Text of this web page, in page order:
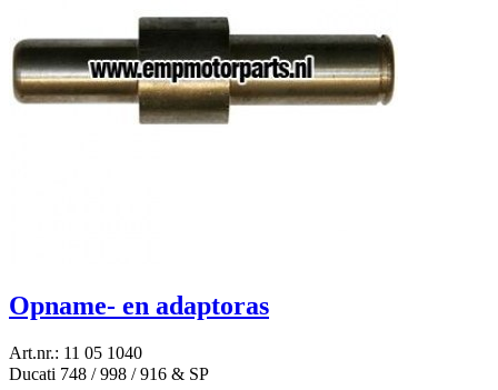
Opname- en adaptoras
Art.nr.: 11 05 1040
Ducati 748 / 998 / 916 & SP